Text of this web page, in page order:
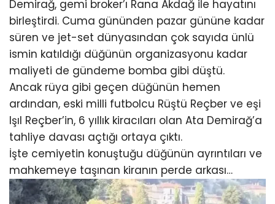
Demirağ, gemi broker’ı Rana Akdağ ile hayatını
birleştirdi. Cuma gününden pazar gününe kadar
süren ve jet-set dünyasından çok sayıda ünlü
ismin katıldığı düğünün organizasyonu kadar
maliyeti de gündeme bomba gibi düştü.
Ancak rüya gibi geçen düğünün hemen
ardından, eski milli futbolcu Rüştü Reçber ve eşi
Işıl Reçber’in, 6 yıllık kiracıları olan Ata Demirağ’a
tahliye davası açtığı ortaya çıktı.
İşte cemiyetin konuştuğu düğünün ayrıntıları ve
mahkemeye taşınan kiranın perde arkası…